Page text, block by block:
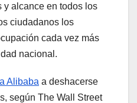
y alcance en todos los
ciudadanos los
cada vez más
nacional.
Alibaba a deshacerse
según The Wall Street